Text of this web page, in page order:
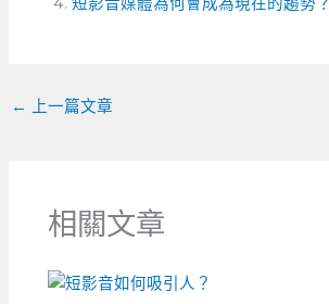
o g
t
← 上一篇文章
相關文章